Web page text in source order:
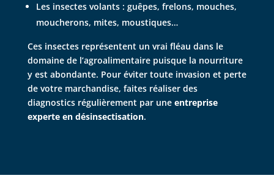
Les insectes volants : guêpes, frelons, mouches,
moucherons, mites, moustiques…
Ces insectes représentent un vrai fléau dans le
domaine de l’agroalimentaire puisque la nourriture
y est abondante. Pour éviter toute invasion et perte
de votre marchandise, faites réaliser des
diagnostics régulièrement par une entreprise
experte en désinsectisation.